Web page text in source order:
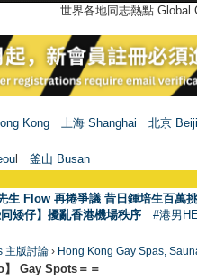
世界各地同志熱點
Kong 上海 Shanghai
北京
l 釜山 Busan
生 Flow 再捲爭議 昔日鍾培生百萬
矮仔】擾亂香港機場秩序 #港男
主版討論 › Hong Kong Gay Spas,
Gay Spots＝＝